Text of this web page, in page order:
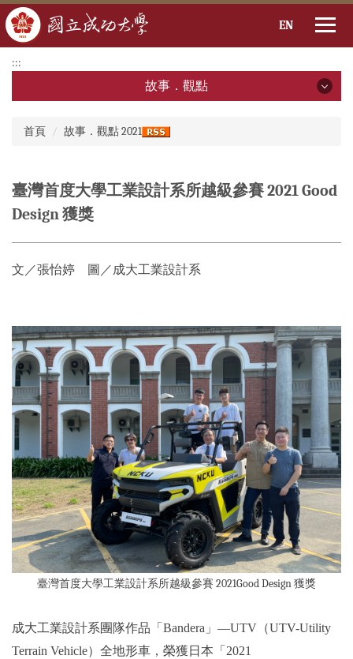
到
要
EN
:::
故事．觀點
2025年
2024年
2020年
2019年
首頁
故事．觀點 2021
臺灣首度大學工業設計系所越級參賽 2021 Good
Design 獲獎
文／張怡婷 圖／成大工業設計系
臺灣首度大學工業設計系所越級參賽 2021Good Design 獲獎
成大工業設計系團隊作品「Bandera」—UTV（UTV-Utility
Terrain Vehicle）全地形車，榮獲日本「2021